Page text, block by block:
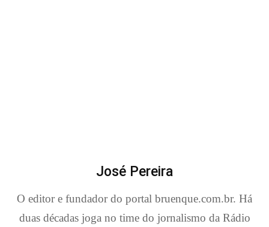
José Pereira
O editor e fundador do portal bruenque.com.br. Há
duas décadas joga no time do jornalismo da Rádio